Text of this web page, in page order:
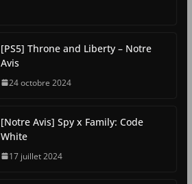
[PS5] Throne and Liberty – Notre
Avis
24 octobre 2024
[Notre Avis] Spy x Family: Code
White
17 juillet 2024